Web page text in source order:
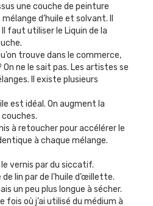
une couche de peinture
d’huile et solvant. Il
Il faut utiliser le Liquin de la
trouve dans le commerce,
ne le sait pas. Les artistes se
Il existe plusieurs
est idéal. On augment la
à retoucher pour accélérer le
à chaque mélange.
vernis par du siccatif.
lin par de l’huile d’œillette.
un peu plus longue à sécher.
fois où j’ai utilisé du médium à